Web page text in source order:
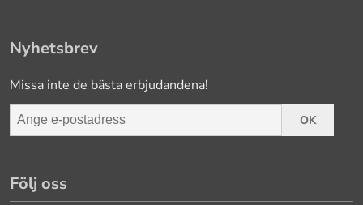
Nyhetsbrev
Missa inte de bästa erbjudandena!
OK
Följ oss